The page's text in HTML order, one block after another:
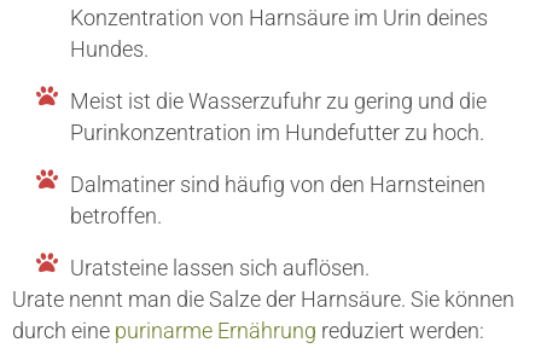
Konzentration von Harnsäure im Urin deines
Hundes.
Meist ist die Wasserzufuhr zu gering und die
Purinkonzentration im Hundefutter zu hoch.
Dalmatiner sind häufig von den Harnsteinen
betroffen.
Uratsteine lassen sich auflösen.
Urate nennt man die Salze der Harnsäure. Sie können
durch eine purinarme Ernährung reduziert werden: